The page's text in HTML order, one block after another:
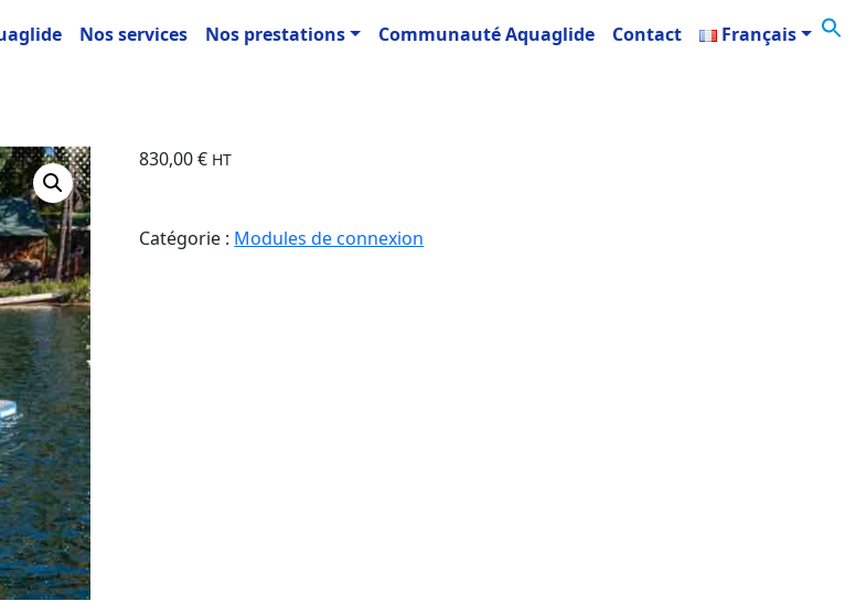
Nos services Nos prestations Communauté Aquaglide Contact Français
830,00€ HT
Catégorie : Modules de connexion